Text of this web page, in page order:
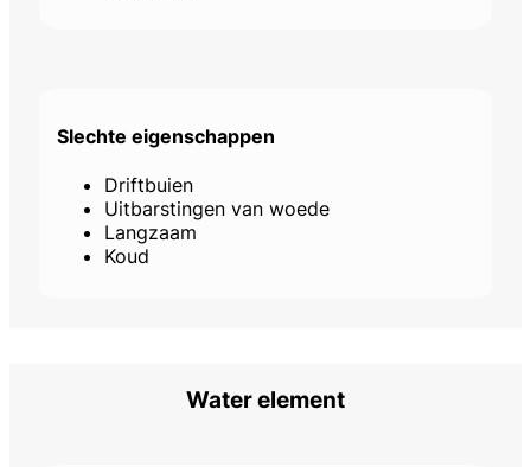
Slechte eigenschappen
Driftbuien
Uitbarstingen van woede
Langzaam
Koud
Water element